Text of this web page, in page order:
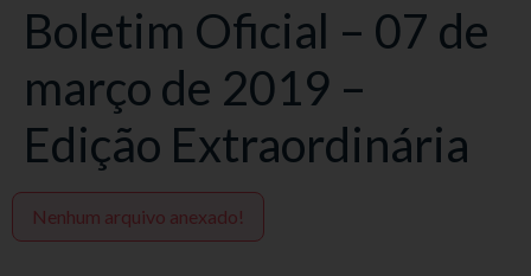
Boletim Oficial – 07 de
março de 2019 –
Edição Extraordinária
Nenhum arquivo anexado!